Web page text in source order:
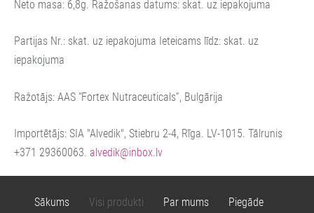
Neto masa: 6,8g. Ražošanas datums: skat. uz iepakojuma
Partijas Nr.: skat. uz iepakojuma Ieteicams līdz: skat. uz
iepakojuma
Ražotājs: AAS “Fortex Nutraceuticals”, Bulgārija
Importētājs: SIA "Alvedik", Stiebru 2-4, Rīga. LV-1015. Tālrunis
+371 29360063. alvedik@inbox.lv
Sākums Visi produkti Par mums Piegāde